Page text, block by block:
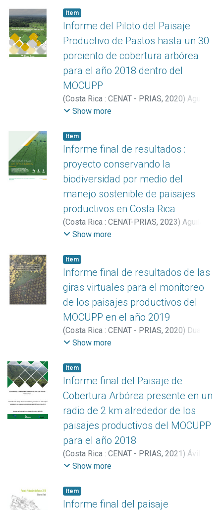
Sofía
Fernández Garro, Jennifer; Vargas
Céspedes, Armando
Jiménez Rodríguez,
Milagro;Montenegro-Hernández, Esteban;
Ávila Pérez, Iván;Miller Granados, Cornelia
Item
Informe del Piloto del Paisaje
Productivo de Pastos hasta un 30
porciento de cobertura arbórea
para el año 2018 dentro del
MOCUPP
(Costa Rica : CENAT - PRIAS, 2020) Aguilar-
Arias, Heileen;
Yorleny
Badilla, David;Vargas Céspedes, Armando
Vargas Solano, Yerlin
Show more
Item
Informe final de resultados :
proyecto conservando la
biodiversidad por medio del
manejo sostenible de paisajes
productivos en Costa Rica
(Costa Rica : CENAT-PRIAS, 2023) Aguilar-
Arias, Heileen;
Vargas Bolaños, Christian
Show more
Item
Informe final de resultados de las
giras virtuales para el monitoreo
de los paisajes productivos del
MOCUPP en el año 2019
(Costa Rica : CENAT - PRIAS, 2020) Duarte
Sandí, Kristhell
Show more
Item
Informe final del Paisaje de
Cobertura Arbórea presente en un
radio de 2 km alrededor de los
paisajes productivos del MOCUPP
para el año 2018
(Costa Rica : CENAT - PRIAS, 2021) Ávila
Pérez, Iván;Fallas Montero, Ezequiel
Sofía
Show more
Item
Informe final del paisaje